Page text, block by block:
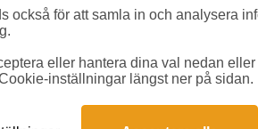
Svart
Storlek:
också för att samla in och analysera
eller hantera dina val nedan
inställningar längst ner på sidan.